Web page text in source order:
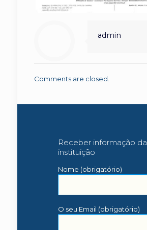
admin
Comments are closed.
Receber informação da
instituição
Nome (obrigatório)
O seu Email (obrigatório)